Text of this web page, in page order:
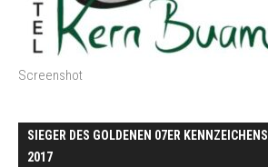
Screenshot
SIEGER DES GOLDENEN 07ER KENNZEICHENS
2017